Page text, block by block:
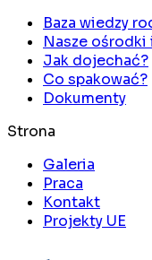
Baza wiedzy
Nasze ośrodki
Jak dojechać?
Co spakować?
Dokumenty
Strona
Galeria
Praca
Kontakt
Projekty UE